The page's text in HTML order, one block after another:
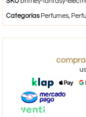
Categorías Perfumes,